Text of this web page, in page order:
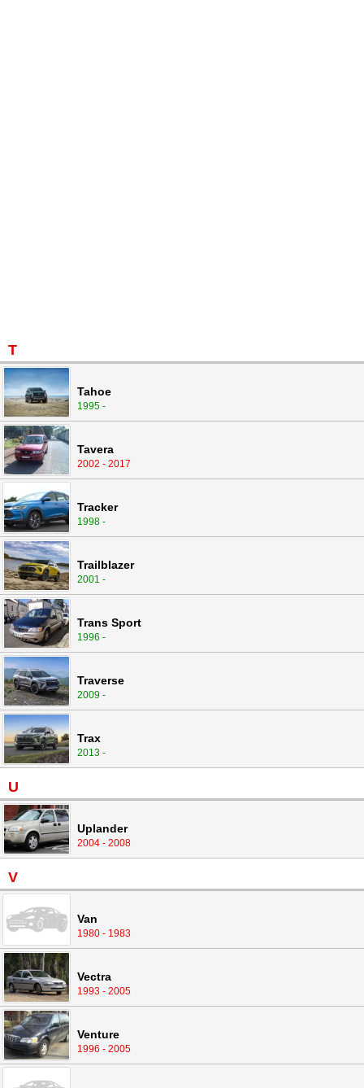
T
Tahoe
1995 -
Tavera
2002 - 2017
Tracker
1998 -
Trailblazer
2001 -
Trans Sport
1996 -
Traverse
2009 -
Trax
2013 -
U
Uplander
2004 - 2008
V
Van
1980 - 1983
Vectra
1993 - 2005
Venture
1996 - 2005